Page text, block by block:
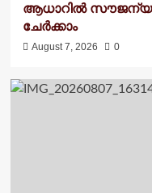
ആധാറിൽ
ചേർക്കാം
August 7, 2026 0